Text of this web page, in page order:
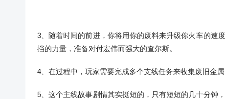
3、随着时间的前进，你将用你的废料来升级你火车的速
挡的力量，准备对付宏伟而强大的查尔斯。
4、在过程中，玩家需要完成多个支线任务来收集废旧金
5、这个主线故事剧情其实挺短的，只有短短的几十分钟